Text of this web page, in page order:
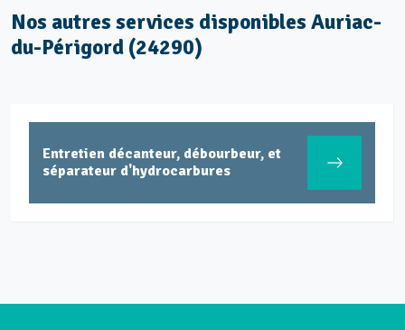
Nos autres services disponibles Auriac-
du-Périgord (24290)
Entretien décanteur, débourbeur, et
séparateur d'hydrocarbures